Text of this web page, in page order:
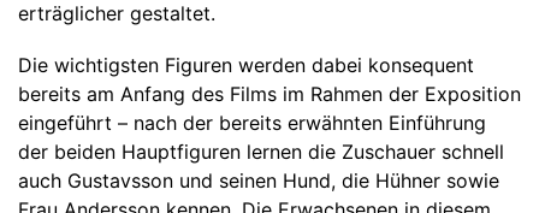
erträglicher gestaltet.
Die wichtigsten Figuren werden dabei konsequent
bereits am Anfang des Films im Rahmen der Exposition
eingeführt – nach der bereits erwähnten Einführung
der beiden Hauptfiguren lernen die Zuschauer schnell
auch Gustavsson und seinen Hund, die Hühner sowie